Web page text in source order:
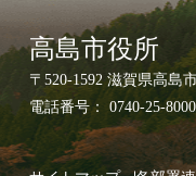
高島市役所
〒520-1592 滋賀県高島
電話番号： 0740-25-8000